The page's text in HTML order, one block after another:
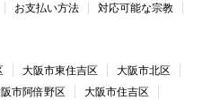
お支払い方法 対応可能な宗教
大阪市東住吉区
大阪市北区
市阿倍野区
大阪市住吉区